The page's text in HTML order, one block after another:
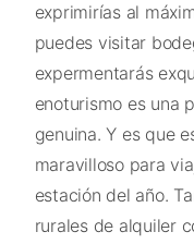
exprimirías al
puedes visitar
expermentarás
enoturismo es una
genuina. Y es que
maravilloso para
estación del año.
rurales de alquiler